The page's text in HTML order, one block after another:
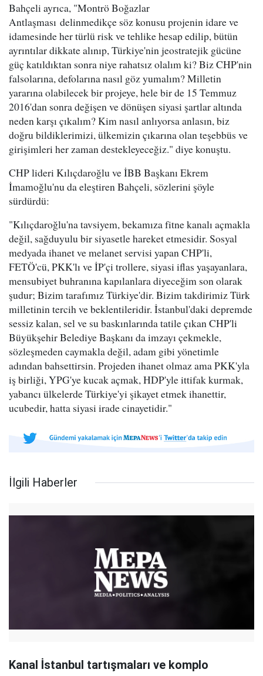
Bahçeli ayrıca, "Montrö Boğazlar
Antlaşması delinmedikçe söz konusu projenin idare ve
idamesinde her türlü risk ve tehlike hesap edilip, bütün
ayrıntılar dikkate alınıp, Türkiye'nin jeostratejik gücüne
güç katıldıktan sonra niye rahatsız olalım ki? Biz CHP'nin
falsolarına, defolarına nasıl göz yumalım? Milletin
yararına olabilecek bir projeye, hele bir de 15 Temmuz
2016'dan sonra değişen ve dönüşen siyasi şartlar altında
neden karşı çıkalım? Kim nasıl anlıyorsa anlasın, biz
doğru bildiklerimizi, ülkemizin çıkarına olan teşebbüs ve
girişimleri her zaman destekleyeceğiz." diye konuştu.
CHP lideri Kılıçdaroğlu ve İBB Başkanı Ekrem
İmamoğlu'nu da eleştiren Bahçeli, sözlerini şöyle
sürdürdü:
"Kılıçdaroğlu'na tavsiyem, bekamıza fitne kanalı açmakla
değil, sağduyulu bir siyasetle hareket etmesidir. Sosyal
medyada ihanet ve melanet servisi yapan CHP'li,
FETÖ'cü, PKK'lı ve İP'çi trollere, siyasi iflas yaşayanlara,
mensubiyet buhranına kapılanlara diyeceğim son olarak
şudur; Bizim tarafımız Türkiye'dir. Bizim takdirimiz Türk
milletinin tercih ve beklentileridir. İstanbul'daki depremde
sessiz kalan, sel ve su baskınlarında tatile çıkan CHP'li
Büyükşehir Belediye Başkanı da imzayı çekmekle,
sözleşmeden caymakla değil, adam gibi yönetimle
adından bahsettirsin. Projeden ihanet olmaz ama PKK'yla
iş birliği, YPG'ye kucak açmak, HDP'yle ittifak kurmak,
yabancı ülkelerde Türkiye'yi şikayet etmek ihanettir,
ucubedir, hatta siyasi irade cinayetidir."
İlgili Haberler
Kanal İstanbul tartışmaları ve komplo